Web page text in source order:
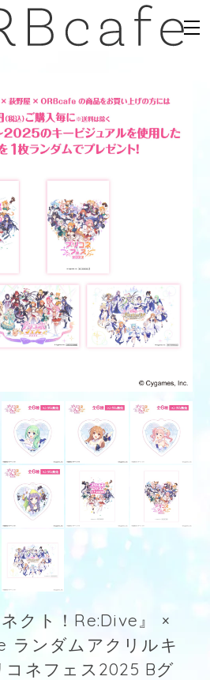
クト！Re:Dive』 ×
ランダムアクリルキ
コネフェス2025 Bグ